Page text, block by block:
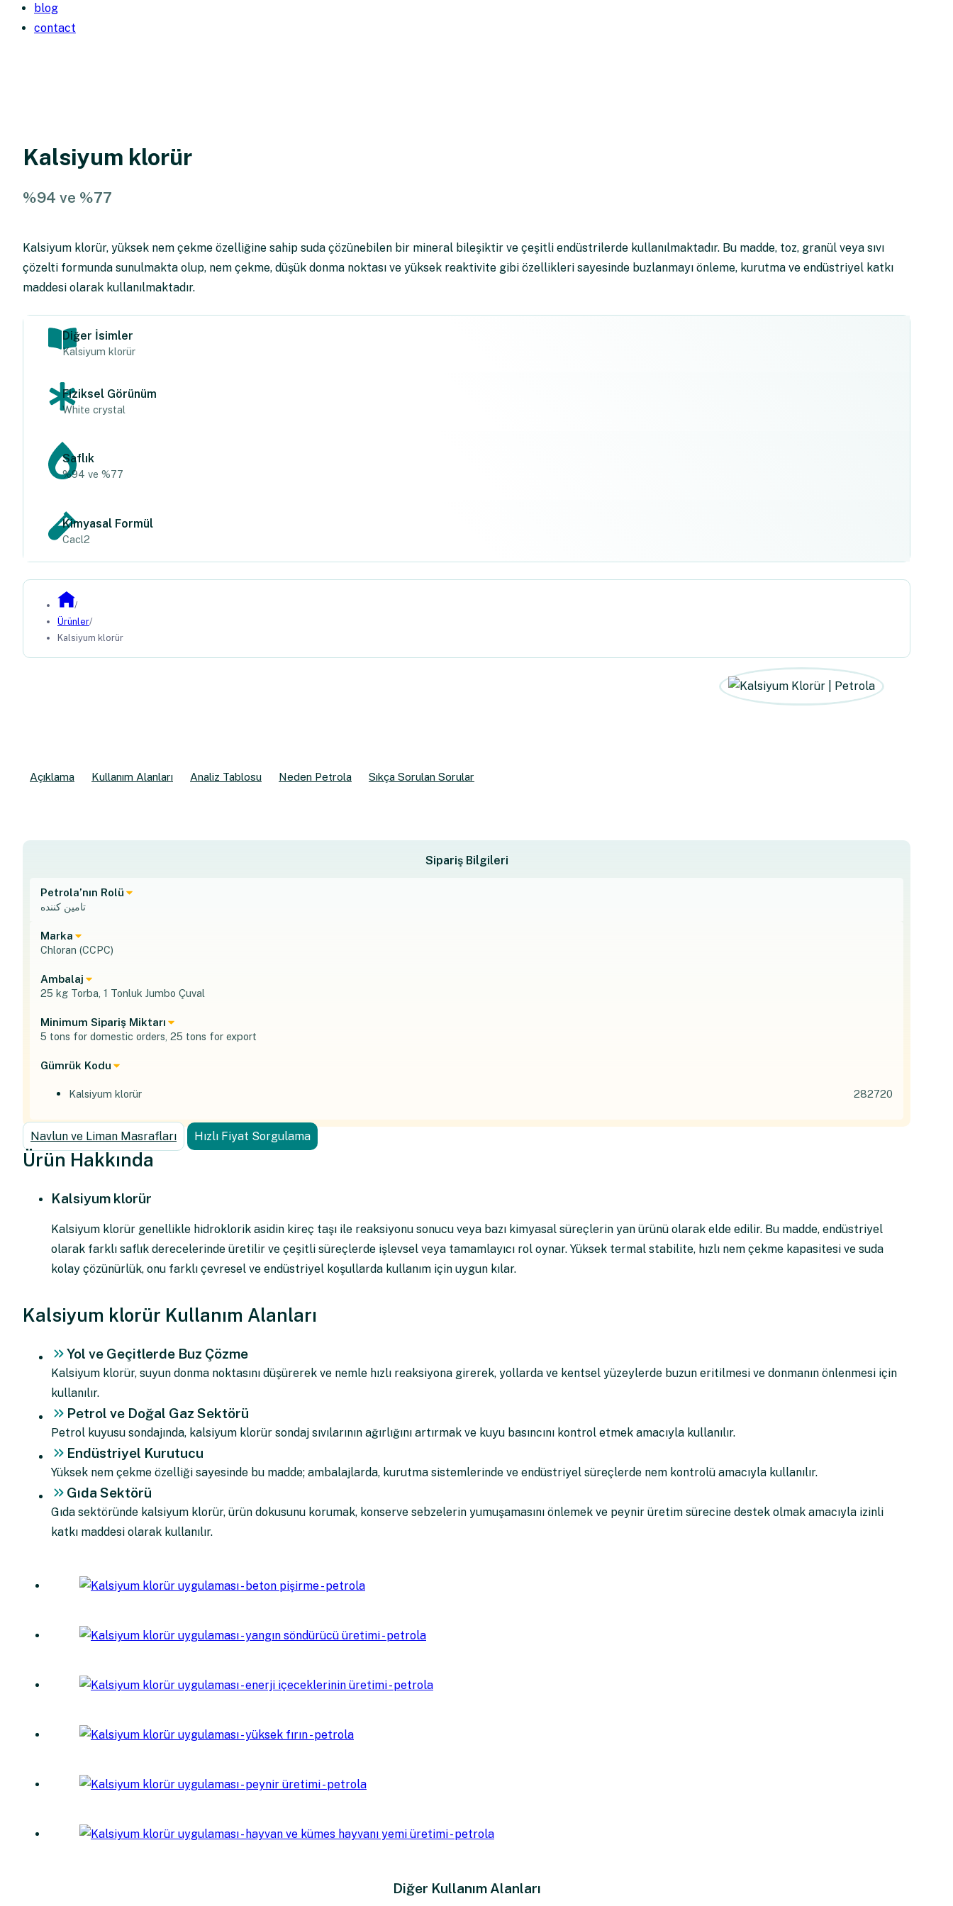
blog
contact
Kalsiyum klorür
%94 ve %77
Kalsiyum klorür, yüksek nem çekme özelliğine sahip suda çözünebilen bir mineral bileşiktir ve çeşitli endüstrilerde kullanılmaktadır. Bu madde, toz, granül veya sıvı
çözelti formunda sunulmakta olup, nem çekme, düşük donma noktası ve yüksek reaktivite gibi özellikleri sayesinde buzlanmayı önleme, kurutma ve endüstriyel katkı
maddesi olarak kullanılmaktadır.
Diğer İsimler
Kalsiyum klorür
Fiziksel Görünüm
White crystal
Saflık
%94 ve %77
Kimyasal Formül
Cacl2
/
Ürünler/
Kalsiyum klorür
Açıklama Kullanım Alanları Analiz Tablosu Neden Petrola Sıkça Sorulan Sorular
Sipariş Bilgileri
Petrola’nın Rolü
تامین کننده
Marka
Chloran (CCPC)
Ambalaj
25 kg Torba, 1 Tonluk Jumbo Çuval
Minimum Sipariş Miktarı
5 tons for domestic orders, 25 tons for export
Gümrük Kodu
Kalsiyum klorür 282720
Navlun ve Liman Masrafları Hızlı Fiyat Sorgulama
Ürün Hakkında
Kalsiyum klorür
Kalsiyum klorür genellikle hidroklorik asidin kireç taşı ile reaksiyonu sonucu veya bazı kimyasal süreçlerin yan ürünü olarak elde edilir. Bu madde, endüstriyel
olarak farklı saflık derecelerinde üretilir ve çeşitli süreçlerde işlevsel veya tamamlayıcı rol oynar. Yüksek termal stabilite, hızlı nem çekme kapasitesi ve suda
kolay çözünürlük, onu farklı çevresel ve endüstriyel koşullarda kullanım için uygun kılar.
Kalsiyum klorür Kullanım Alanları
Yol ve Geçitlerde Buz Çözme
Kalsiyum klorür, suyun donma noktasını düşürerek ve nemle hızlı reaksiyona girerek, yollarda ve kentsel yüzeylerde buzun eritilmesi ve donmanın önlenmesi için
kullanılır.
Petrol ve Doğal Gaz Sektörü
Petrol kuyusu sondajında, kalsiyum klorür sondaj sıvılarının ağırlığını artırmak ve kuyu basıncını kontrol etmek amacıyla kullanılır.
Endüstriyel Kurutucu
Yüksek nem çekme özelliği sayesinde bu madde; ambalajlarda, kurutma sistemlerinde ve endüstriyel süreçlerde nem kontrolü amacıyla kullanılır.
Gıda Sektörü
Gıda sektöründe kalsiyum klorür, ürün dokusunu korumak, konserve sebzelerin yumuşamasını önlemek ve peynir üretim sürecine destek olmak amacıyla izinli
katkı maddesi olarak kullanılır.
Diğer Kullanım Alanları